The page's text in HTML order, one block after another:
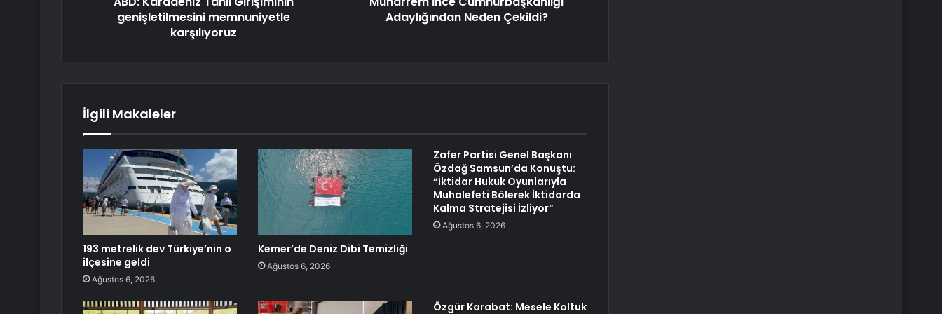
genişletilmesini memnuniyetle
karşılıyoruz
Adaylığından Neden Çekildi?
İlgili Makaleler
193 metrelik dev Türkiye’nin o
ilçesine geldi
Ağustos 6, 2026
Kemer’de Deniz Dibi Temizliği
Ağustos 6, 2026
Zafer Partisi Genel Başkanı
Özdağ Samsun’da Konuştu:
“İktidar Hukuk Oyunlarıyla
Muhalefeti Bölerek İktidarda
Kalma Stratejisi İzliyor”
Ağustos 6, 2026
Özgür Karabat: Mesele Koltuk